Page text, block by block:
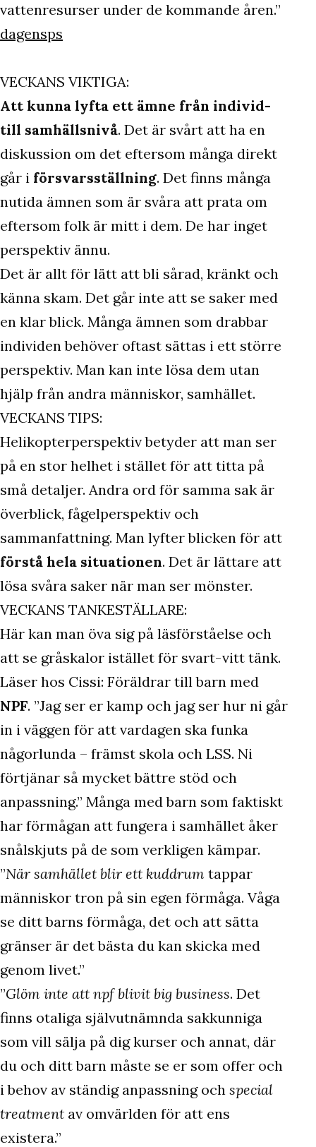
vattenresurser under de kommande åren.”
dagensps
VECKANS VIKTIGA:
Att kunna lyfta ett ämne från individ-
till samhällsnivå. Det är svårt att ha en
diskussion om det eftersom många direkt
går i försvarsställning. Det finns många
nutida ämnen som är svåra att prata om
eftersom folk är mitt i dem. De har inget
perspektiv ännu.
Det är allt för lätt att bli sårad, kränkt och
känna skam. Det går inte att se saker med
en klar blick. Många ämnen som drabbar
individen behöver oftast sättas i ett större
perspektiv. Man kan inte lösa dem utan
hjälp från andra människor, samhället.
VECKANS TIPS:
Helikopterperspektiv betyder att man ser
på en stor helhet i stället för att titta på
små detaljer. Andra ord för samma sak är
överblick, fågelperspektiv och
sammanfattning. Man lyfter blicken för att
förstå hela situationen. Det är lättare att
lösa svåra saker när man ser mönster.
VECKANS TANKESTÄLLARE:
Här kan man öva sig på läsförståelse och
att se gråskalor istället för svart-vitt tänk.
Läser hos Cissi: Föräldrar till barn med
NPF. ”Jag ser er kamp och jag ser hur ni går
in i väggen för att vardagen ska funka
någorlunda – främst skola och LSS. Ni
förtjänar så mycket bättre stöd och
anpassning.” Många med barn som faktiskt
har förmågan att fungera i samhället åker
snålskjuts på de som verkligen kämpar.
”När samhället blir ett kuddrum tappar
människor tron på sin egen förmåga. Våga
se ditt barns förmåga, det och att sätta
gränser är det bästa du kan skicka med
genom livet.”
”Glöm inte att npf blivit big business. Det
finns otaliga självutnämnda sakkunniga
som vill sälja på dig kurser och annat, där
du och ditt barn måste se er som offer och
i behov av ständig anpassning och special
treatment av omvärlden för att ens
existera.”